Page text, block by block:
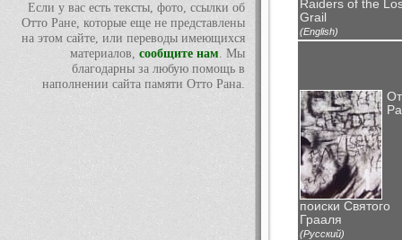
Raiders of the
Grail
(English)
поиски Святого
Грааля
(Русский)
Если у вас есть тексты, фото, ссылки об
Отто Ране, которые еще не представлены
на этом сайте, или переводы имеющихся
материалов, сообщите нам. Мы
благодарны за любую помощь в
наполнении сайта памяти Отто Рана.